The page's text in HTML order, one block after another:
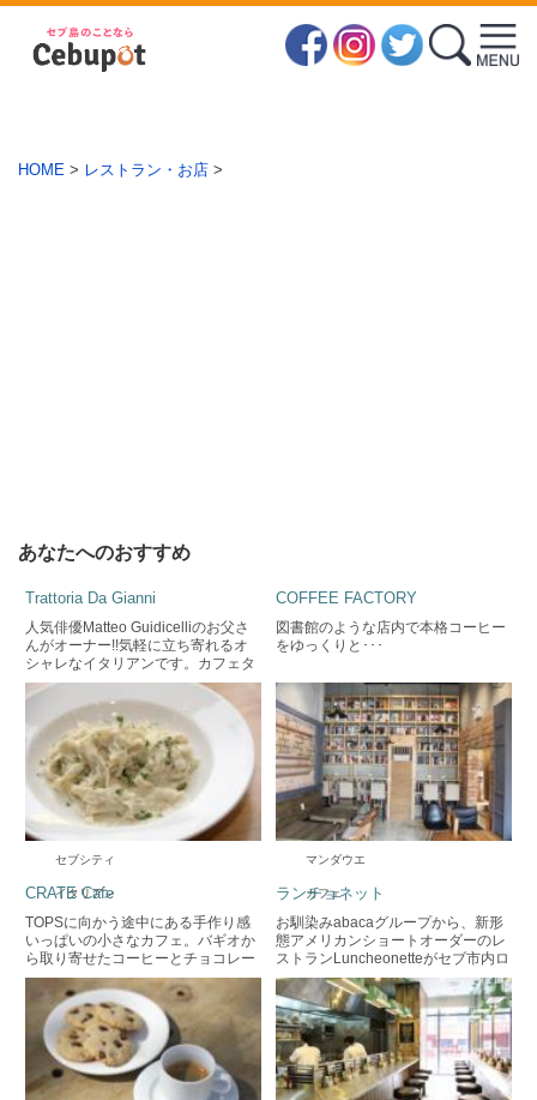
HOME > レストラン・お店 >
あなたへのおすすめ
Trattoria Da Gianni
人気俳優Matteo Guidicelliのお父さ
んがオーナー!!気軽に立ち寄れるオ
シャレなイタリアンです。カフェタ
イムはティラミスなどもスイーツも
楽しめます。
セブシティ
イタリアン
COFFEE FACTORY
図書館のような店内で本格コーヒー
をゆっくりと･･･
マンダウエ
カフェ
CRATE Cafe
TOPSに向かう途中にある手作り感
いっぱいの小さなカフェ。バギオか
ら取り寄せたコーヒーとチョコレー
トモイストケーキの相性は抜群で
す。
ランチョネット
お馴染みabacaグループから、新形
態アメリカンショートオーダーのレ
ストランLuncheonetteがセブ市内ロ
ビンソンサイバーゲートにOpenし
ました！